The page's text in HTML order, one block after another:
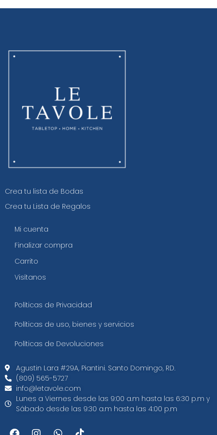
Crea tu lista de Bodas
Crea tu Lista de Regalos
Mi cuenta
Finalizar compra
Carrito
Visítanos
Políticas de Privacidad
Políticas de uso, bienes y servicios
Políticas de Devoluciones
Agustin Lara #29A, Piantini. Santo Domingo, RD.​
(809) 565-5727
info@letavole.com
Lunes a Viernes desde las 9:00 a.m hasta las 6:30 p.m y
Sábado desde las 9:30 a.m hasta las 4:00 p.m